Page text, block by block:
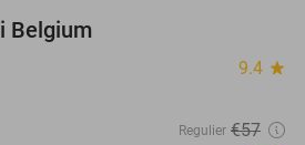
Belgium
9.4 star
Regulier €57